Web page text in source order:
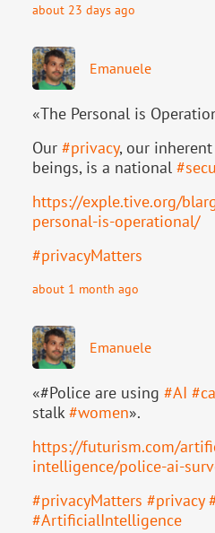
about 23 days ago
Emanuele
«The Personal is
Our #privacy, our
beings, is a national #
https://exple.tive.org/
personal-is-operational/
#privacyMatters
about 1 month ago
Emanuele
«#Police are using #AI #
stalk#women».
https://futurism.com/
intelligence/police-ai-
#privacyMatters #privacy
#ArtificialIntelligence